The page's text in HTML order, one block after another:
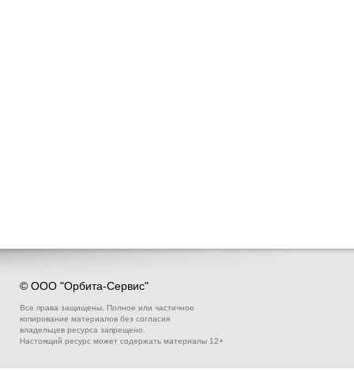
© ООО "Орбита-Сервис"
Все права защищены. Полное или частичное
копирование материалов без согласия
владельцев ресурса запрещено.
Настоящий ресурс может содержать материалы 12+